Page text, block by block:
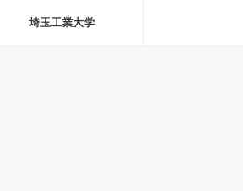
埼玉工業大学